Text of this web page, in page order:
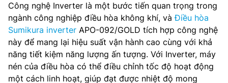
Công nghệ Inverter là một bước tiến quan trọng trong
ngành công nghiệp điều hòa không khí, vàĐiều hòa
Sumikura inverter APO-092/GOLD tích hợp công nghệ
này để mang lại hiệu suất vận hành cao cùng với khả
năng tiết kiệm năng lượng ấn tượng. Với Inverter, máy
nén của điều hòa có thể điều chỉnh tốc độ hoạt động
một cách linh hoạt, giúp đạt được nhiệt độ mong